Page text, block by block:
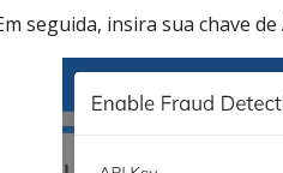
seguida, insira sua chave de